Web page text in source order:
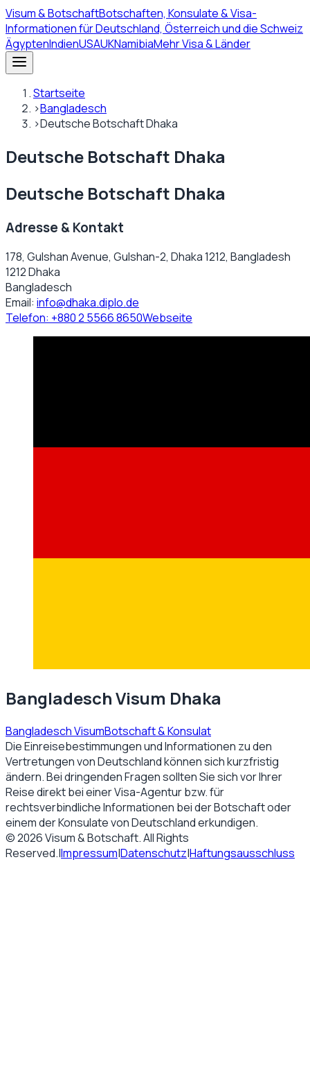
Visum& BotschaftBotschaften, Konsulate & Visa-
Informationen für Deutschland, Österreich und die Schweiz
ÄgyptenIndienUSAUKNamibiaMehr Visa & Länder
Startseite
›Bangladesch
›Deutsche Botschaft Dhaka
Deutsche Botschaft Dhaka
Deutsche Botschaft Dhaka
Adresse & Kontakt
178, Gulshan Avenue, Gulshan-2, Dhaka 1212, Bangladesh
1212 Dhaka
Bangladesch
Email: info@dhaka.diplo.de
Telefon: +880 2 5566 8650Webseite
Bangladesch Visum Dhaka
Bangladesch VisumBotschaft & Konsulat
Die Einreisebestimmungen und Informationen zu den
Vertretungen vonDeutschlandkönnen sich kurzfristig
ändern. Bei dringenden Fragen sollten Sie sich vor Ihrer
Reise direkt bei einer Visa-Agentur bzw. für
rechtsverbindliche Informationen bei der Botschaft oder
einem der Konsulate vonDeutschlanderkundigen.
©2026Visum & Botschaft. All Rights
Reserved.|Impressum|Datenschutz|Haftungsausschluss